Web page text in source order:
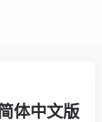
体中文版